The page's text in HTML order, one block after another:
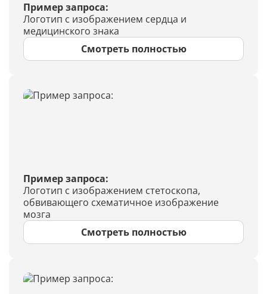
Пример запроса:
Логотип с изображением сердца и
медицинского знака
Смотреть полностью
Пример запроса:
Логотип с изображением стетоскопа,
обвивающего схематичное изображение
мозга
Смотреть полностью